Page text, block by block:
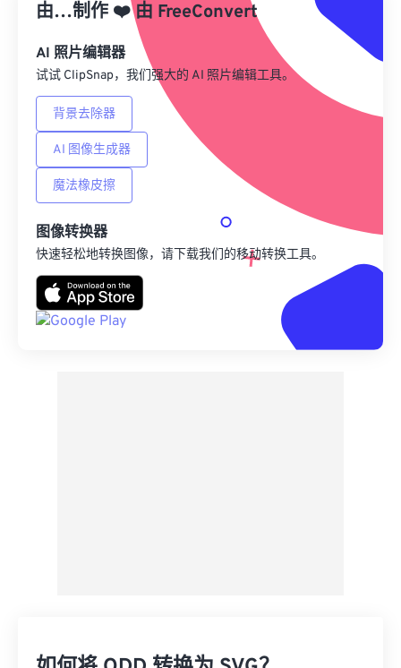
另存为预设
由…制作 ❤️由 FreeConvert
AI 照片编辑器
试试 ClipSnap，我们强大的 AI 照片编辑工具。
背景去除器
AI 图像生成器
魔法橡皮擦
图像转换器
快速轻松地转换图像，请下载我们的移动转换工具。